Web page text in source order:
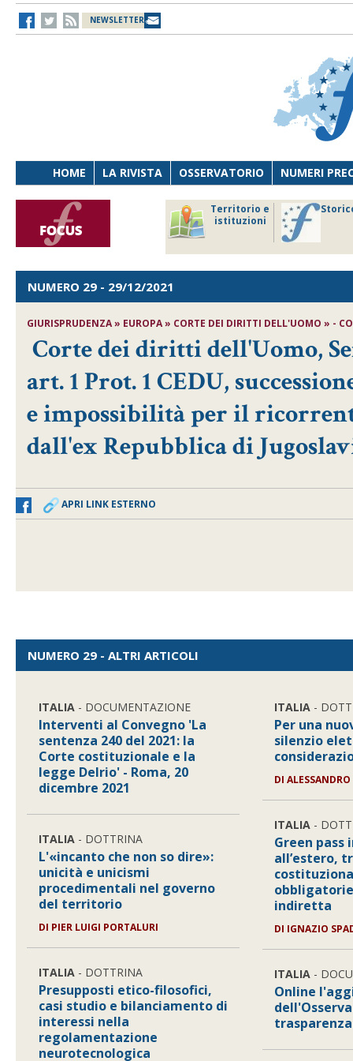
NEWSLETTER
HOME LA RIVISTA OSSERVATORIO NUMERI
Territorio e
istituzioni
NUMERO 29 - 29/12/2021
GIURISPRUDENZA » EUROPA » CORTE DEI DIRITTI DELL'UOMO » -
Corte dei diritti dell'Uomo,
art. 1 Prot. 1 CEDU,
e impossibilità per il
dall'ex Repubblica di
APRI LINK ESTERNO
NUMERO 29 - ALTRI ARTICOLI
ITALIA - DOCUMENTAZIONE
Interventi al Convegno 'La
sentenza 240 del 2021: la
Corte costituzionale e la
legge Delrio' - Roma, 20
dicembre 2021
ITALIA - DOTTRINA
L'«incanto che non so dire»:
unicità e unicismi
procedimentali nel governo
del territorio
DI PIER LUIGI PORTALURI
ITALIA - DOTTRINA
Presupposti etico-filosofici,
casi studio e bilanciamento di
interessi nella
regolamentazione
neurotecnologica
ITALIA -
Per una
silenzio
DI
ITALIA -
Green pass
all’estero,
indiretta
DI IGNAZIO
ITALIA -
Online
trasparenza